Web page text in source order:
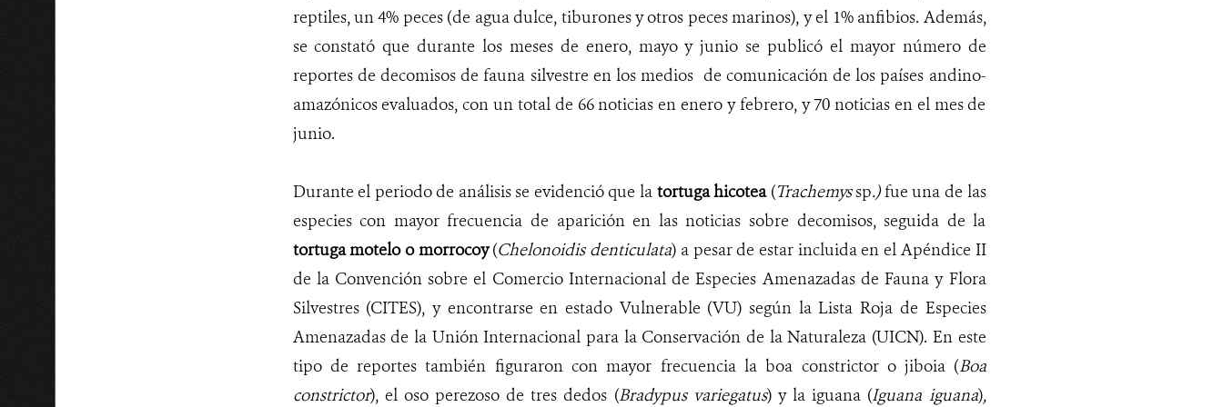
reptiles, un 4% peces (de agua dulce, tiburones y otros peces marinos), y el 1% anfibios. Además,
se constató que durante los meses de enero, mayo y junio se publicó el mayor número de
reportes de decomisos de fauna silvestre en los medios de comunicación de los países andino-
amazónicos evaluados, con un total de 66 noticias en enero y febrero, y 70 noticias en el mes de
junio.
Durante el periodo de análisis se evidenció que la tortuga hicotea(Trachemyssp.)fue una de las
especies con mayor frecuencia de aparición en las noticias sobre decomisos, seguida de la
tortuga motelo o morrocoy(Chelonoidis denticulata) a pesar de estar incluida en el Apéndice II
de la Convención sobre el Comercio Internacional de Especies Amenazadas de Fauna y Flora
Silvestres (CITES), y encontrarse en estado Vulnerable (VU) según la Lista Roja de Especies
Amenazadas de la Unión Internacional para la Conservación de la Naturaleza (UICN). En este
tipo de reportes también figuraron con mayor frecuencia la boa constrictor o jiboia (Boa
constrictor), el oso perezoso de tres dedos (Bradypus variegatus) y laiguana (Iguana iguana),